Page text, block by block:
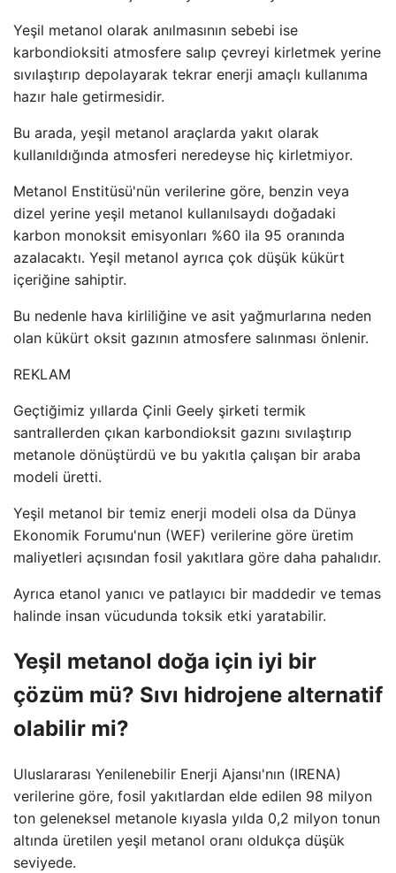
Yeşil metanol olarak anılmasının sebebi ise
karbondioksiti atmosfere salıp çevreyi kirletmek yerine
sıvılaştırıp depolayarak tekrar enerji amaçlı kullanıma
hazır hale getirmesidir.
Bu arada, yeşil metanol araçlarda yakıt olarak
kullanıldığında atmosferi neredeyse hiç kirletmiyor.
Metanol Enstitüsü'nün verilerine göre, benzin veya
dizel yerine yeşil metanol kullanılsaydı doğadaki
karbon monoksit emisyonları %60 ila 95 oranında
azalacaktı. Yeşil metanol ayrıca çok düşük kükürt
içeriğine sahiptir.
Bu nedenle hava kirliliğine ve asit yağmurlarına neden
olan kükürt oksit gazının atmosfere salınması önlenir.
REKLAM
Geçtiğimiz yıllarda Çinli Geely şirketi termik
santrallerden çıkan karbondioksit gazını sıvılaştırıp
metanole dönüştürdü ve bu yakıtla çalışan bir araba
modeli üretti.
Yeşil metanol bir temiz enerji modeli olsa da Dünya
Ekonomik Forumu'nun (WEF) verilerine göre üretim
maliyetleri açısından fosil yakıtlara göre daha pahalıdır.
Ayrıca etanol yanıcı ve patlayıcı bir maddedir ve temas
halinde insan vücudunda toksik etki yaratabilir.
Yeşil metanol doğa için iyi bir
çözüm mü? Sıvı hidrojene alternatif
olabilir mi?
Uluslararası Yenilenebilir Enerji Ajansı'nın (IRENA)
verilerine göre, fosil yakıtlardan elde edilen 98 milyon
ton geleneksel metanole kıyasla yılda 0,2 milyon tonun
altında üretilen yeşil metanol oranı oldukça düşük
seviyede.